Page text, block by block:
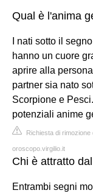
Qual è l'anima
I nati sotto il
hanno un cuore
aprire alla
partner sia nato
Scorpione e
potenziali anime
Richiesta di rimozione
oroscopo.virgilio.it
Chi è attratto
Entrambi segni